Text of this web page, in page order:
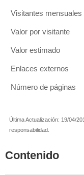
Visitantes mensuales
Valor por visitante
Valor estimado
Enlaces externos
Número de páginas
Última Actualización: 19/04/
responsabilidad.
Contenido